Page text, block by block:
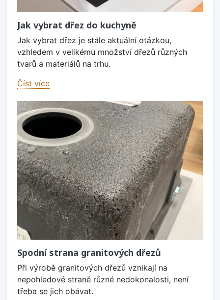
Jak vybrat dřez do kuchyně
Jak vybrat dřez je stále aktuální otázkou,
vzhledem v velikému množství dřezů různých
tvarů a materiálů na trhu.
Číst více
Spodní strana granitových dřezů
Při výrobě granitových dřezů vznikají na
nepohledové straně různé nedokonalosti, není
třeba se jich obávat.